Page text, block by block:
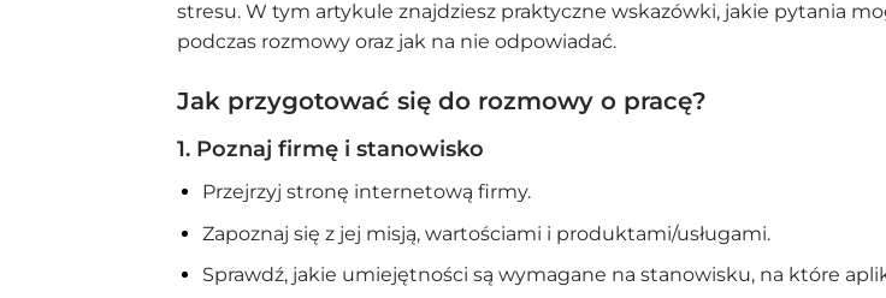
stresu. W tym artykule znajdziesz praktyczne wskazówki, jakie pytania
podczas rozmowy oraz jak na nie odpowiadać.
Jak przygotować się do rozmowy o pracę?
1. Poznaj firmę i stanowisko
Przejrzyj stronę internetową firmy.
Zapoznaj się z jej misją, wartościami i produktami/usługami.
Sprawdź, jakie umiejętności są wymagane na stanowisku, na które